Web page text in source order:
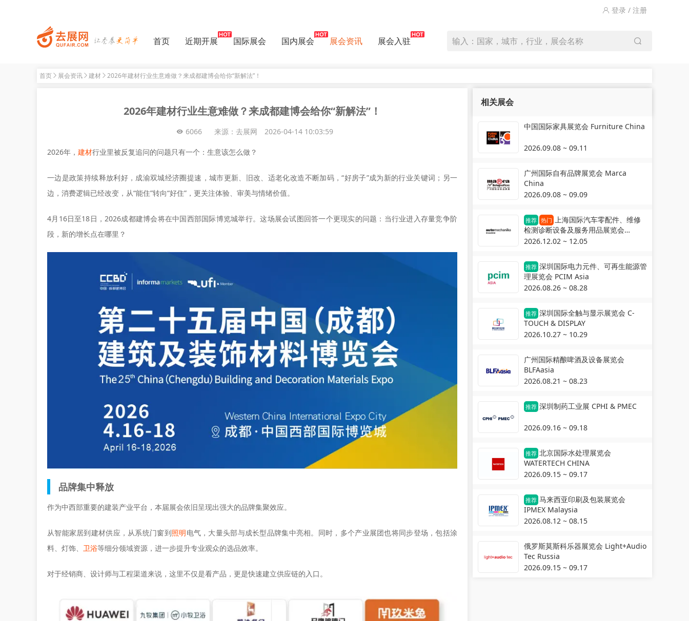
登录 / 注册
首页 近期开展 国际展会 国内展会 展会资讯 展会入驻 输入：国家，城市，行业，展会名称
首页 展会资讯 建材 2026年建材行业生意难做？来成都建博会给你“新解法”！
2026年建材行业生意难做？来成都建博会给你“新解法”！
6066 来源：去展网 2026-04-14 10:03:59
2026年， 建材行业里被反复追问的问题只有一个：生意该怎么做？
一边是政策持续释放利好，成渝双城经济圈提速，城市更新、旧改、适老化改造不断加码，“好房子”成为新的行业关键词；另一
边，消费逻辑已经改变，从“能住”转向“好住”，更关注体验、审美与情绪价值。
4月16日至18日，2026成都建博会将在中国西部国际博览城举行。这场展会试图回答一个更现实的问题：当行业进入存量竞争阶
段，新的增长点在哪里？
品牌集中释放
作为中西部重要的建装产业平台，本届展会依旧呈现出强大的品牌集聚效应。
从智能家居到建材供应，从系统门窗到照明电气，大量头部与成长型品牌集中亮相。同时，多个产业展团也将同步登场，包括涂
料、灯饰、 卫浴等细分领域资源，进一步提升专业观众的选品效率。
对于经销商、设计师与工程渠道来说，这里不仅是看产品，更是快速建立供应链的入口。
相关展会
中国国际家具展览会 Furniture China
2026.09.08 ~ 09.11
广州国际自有品牌展览会 Marca
China
2026.09.08 ~ 09.09
推荐 热门 上海国际汽车零配件、维修
检测诊断设备及服务用品展览会
Automechanika Shanghai
2026.12.02 ~ 12.05
推荐 深圳国际电力元件、可再生能源管
理展览会 PCIM Asia
2026.08.26 ~ 08.28
推荐 深圳国际全触与显示展览会 C-
TOUCH & DISPLAY
2026.10.27 ~ 10.29
广州国际精酿啤酒及设备展览会
BLFAasia
2026.08.21 ~ 08.23
推荐 深圳制药工业展 CPHI & PMEC
2026.09.16 ~ 09.18
推荐 北京国际水处理展览会
WATERTECH CHINA
2026.09.15 ~ 09.17
推荐 马来西亚印刷及包装展览会
IPMEX Malaysia
2026.08.12 ~ 08.15
俄罗斯莫斯科乐器展览会 Light+Audio
Tec Russia
2026.09.15 ~ 09.17